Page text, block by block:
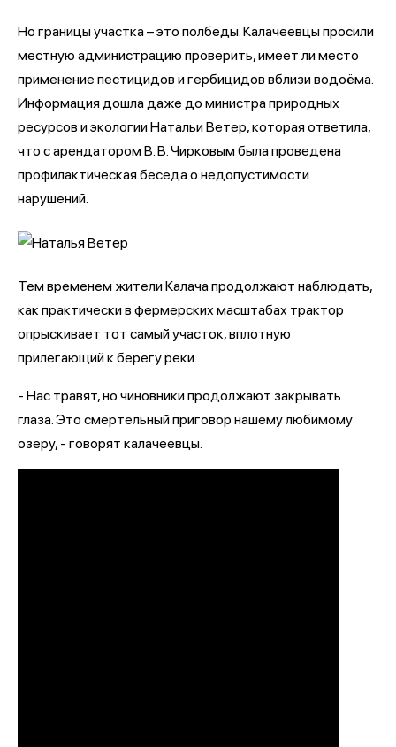
Но границы участка – это полбеды. Калачеевцы просили
местную администрацию проверить, имеет ли место
применение пестицидов и гербицидов вблизи водоёма.
Информация дошла даже до министра природных
ресурсов и экологии Натальи Ветер, которая ответила,
что с арендатором В. В. Чирковым была проведена
профилактическая беседа о недопустимости
нарушений.
Тем временем жители Калача продолжают наблюдать,
как практически в фермерских масштабах трактор
опрыскивает тот самый участок, вплотную
прилегающий к берегу реки.
- Нас травят, но чиновники продолжают закрывать
глаза. Это смертельный приговор нашему любимому
озеру, - говорят калачеевцы.